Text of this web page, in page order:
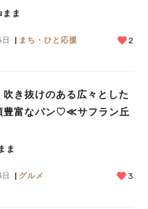
ート
ま
まち・ひと応援 2
吹き抜けのある広々とした
豊富なパン♡≪サフラン丘
ま
グルメ 3